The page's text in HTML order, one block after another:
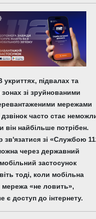
укриттях, підвалах та
зонах зі зруйнованими
мережами
часто стає
він найбільше потрібен.
зв'язатися зі «Службою
через державний
мобільний застосунок
тоді, коли мобільна
мережа «не ловить»,
є доступ до інтернету.